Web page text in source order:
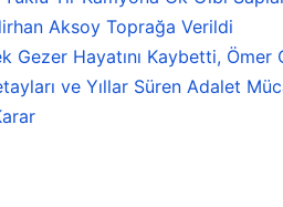
Aksoy Toprağa Verildi
Hayatını Kaybetti, Ömer
ve Yıllar Süren Adalet